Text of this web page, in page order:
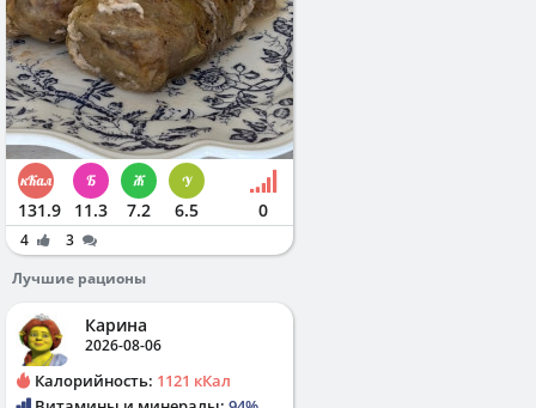
131.9 11.3 7.2 6.5 0
4
3
Лучшие рационы
Карина
2026-08-06
Калорийность: 1121 кКал